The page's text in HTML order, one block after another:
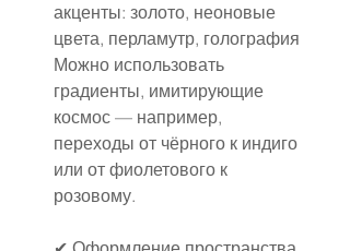
акценты: золото, неоновые
цвета, перламутр, голография
Можно использовать
градиенты, имитирующие
космос — например,
переходы от чёрного к индиго
или от фиолетового к
розовому.